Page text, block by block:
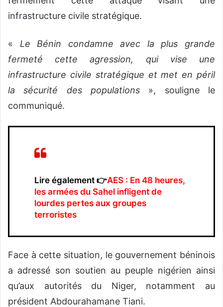
infrastructure civile stratégique.
« Le Bénin condamne avec la plus grande
fermeté cette agression, qui vise une
infrastructure civile stratégique et met en péril
la sécurité des populations », souligne le
communiqué.
Lire également 👉AES : En 48 heures,
les armées du Sahel infligent de
lourdes pertes aux groupes
terroristes
Face à cette situation, le gouvernement béninois
a adressé son soutien au peuple nigérien ainsi
qu’aux autorités du Niger, notamment au
président Abdourahamane Tiani.